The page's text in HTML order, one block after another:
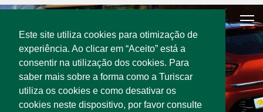
Este site utiliza cookies para otimização de
experiência. Ao clicar em “Aceito” está a
consentir na utilização dos cookies. Para
saber mais sobre a forma como a Turiscar
utiliza os cookies e como desativar os
cookies neste dispositivo, por favor consulte